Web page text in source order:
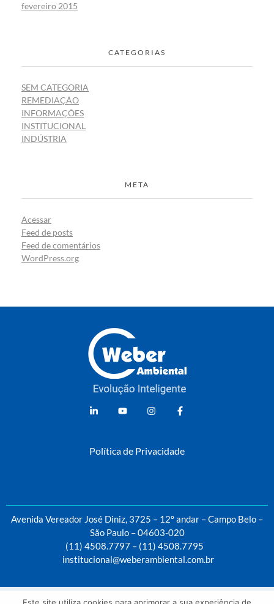
fevereiro 2015
CATEGORIAS
SEM CATEGORIA
REMEDIAÇÃO
INFORMAÇÕES
INSTITUCIONAL
INDÚSTRIA
META
Acessar
Feed de posts
Feed de comentários
WordPress.org
Política de Privacidade
Avenida Vereador José Diniz, 3725 – 12º andar – Campo Belo –
São Paulo – 04603-020
(11) 4508.7797– (11) 4508.7795
institucional@weberambiental.com.br